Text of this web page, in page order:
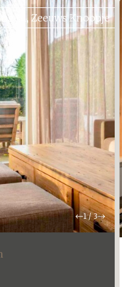
61, Zeeuws Knoopje
Vorige
1/3